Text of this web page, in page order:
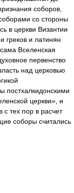
соборов,
со стороны
в церкви Византии
греков и латинян
Вселенская
первенство
над церковью
постхалкидонскими
церкви», и
с тех пор в расчет
соборы считались